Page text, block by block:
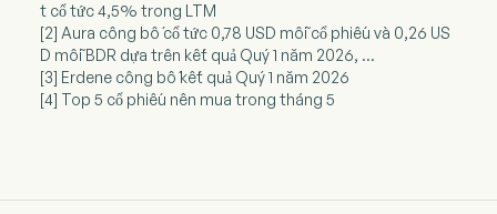
t cổ tức 4,5% trong LTM
[2] Aura công bố cổ tức 0,78 USD mỗi cổ phiếu và 0,26 US
D mỗi BDR dựa trên kết quả Quý 1 năm 2026, ...
[3] Erdene công bố kết quả Quý 1 năm 2026
[4] Top 5 cổ phiếu nên mua trong tháng 5